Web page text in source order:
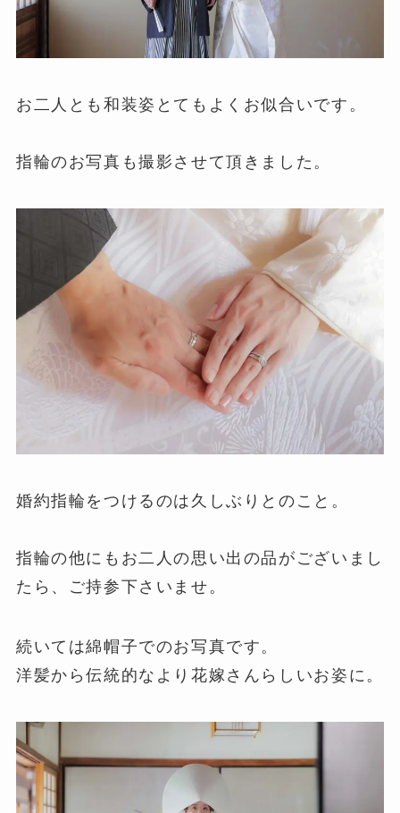
お二人とも和装姿とてもよくお似合いです。
指輪のお写真も撮影させて頂きました。
婚約指輪をつけるのは久しぶりとのこと。
指輪の他にもお二人の思い出の品がございまし
たら、ご持参下さいませ。
続いては綿帽子でのお写真です。
洋髪から伝統的なより花嫁さんらしいお姿に。